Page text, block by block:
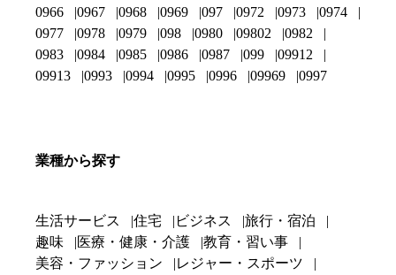
0966
0967 0968 0969 097 0972 0973
0974
0977
0978 0979 098 0980 09802
0982
0983
0984 0985 0986 0987 099
09912
09913
0993 0994 0995 0996 09969 0997
業種から探す
生活サービス 住宅 ビジネス
旅行・宿泊
趣味
医療・健康・介護
教育・習い事
美容・ファッション
レジャー・スポーツ